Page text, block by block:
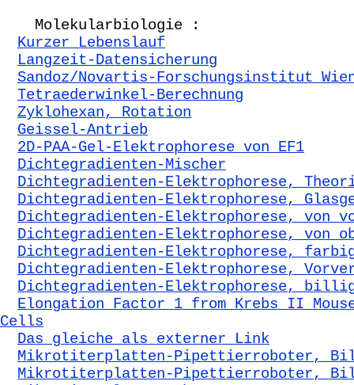
Molekularbiologie :
Kurzer Lebenslauf
Langzeit-Datensicherung
Sandoz/Novartis-Forschungsinstitut
Tetraederwinkel-Berechnung
Zyklohexan, Rotation
Geissel-Antrieb
2D-PAA-Gel-Elektrophorese von EF1
Dichtegradienten-Mischer
Dichtegradienten-Elektrophorese,
Dichtegradienten-Elektrophorese,
Dichtegradienten-Elektrophorese, von
Dichtegradienten-Elektrophorese, von
Dichtegradienten-Elektrophorese,
Dichtegradienten-Elektrophorese,
Dichtegradienten-Elektrophorese,
Elongation Factor 1 from Krebs II
Cells
Das gleiche als externer Link
Mikrotiterplatten-Pipettierroboter,
Mikrotiterplatten-Pipettierroboter,